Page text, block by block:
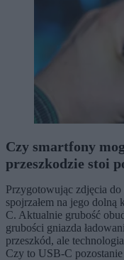
Czy smartfony
przeszkodzie stoi
Przygotowując zdjęcia
spojrzałem na jego
C. Aktualnie grubość
grubości gniazda
przeszkód, ale
Czy to USB-C